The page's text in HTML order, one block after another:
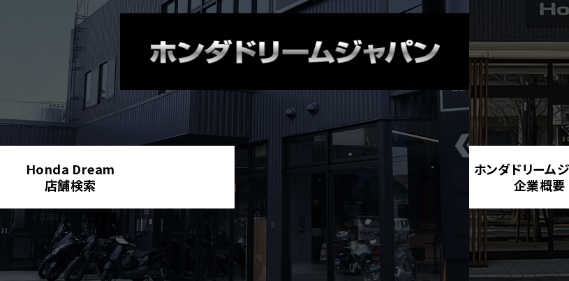
Honda Dream
店舗検索
ホンダドリーム
企業概要